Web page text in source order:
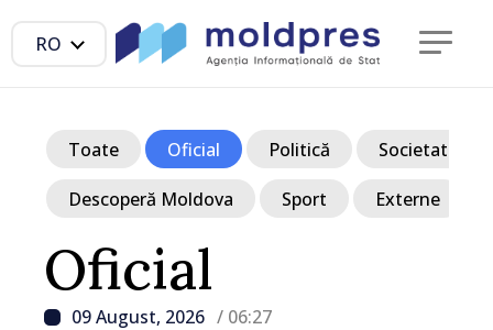
RO
Oficial
09 August, 2026 / 06:27
Toate Oficial Politică Societate
Descoperă Moldova Sport Externe